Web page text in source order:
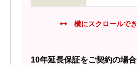
10年延長保証をご契約の場合